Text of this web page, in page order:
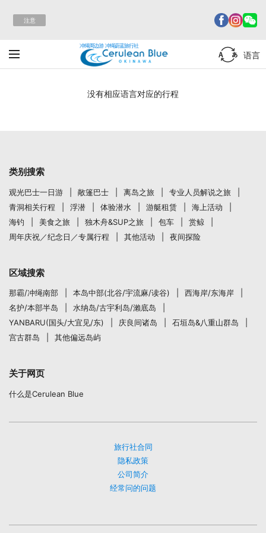
注意
冲绳周边游 冲绳蔚蓝旅行社
语言
没有相应语言对应的行程
类别搜索
观光巴士一日游 敞篷巴士 离岛之旅
专业人员解说之旅
青洞相关行程
浮潜 体验潜水 游艇租赁
海上活动
海钓
美食之旅 独木舟&SUP之旅 包车
赏鲸
周年庆祝／纪念日／专属行程
其他活动 夜间探险
区域搜索
那霸/冲绳南部 本岛中部(北谷/宇流麻/读谷)
西海岸/东海岸
名护/本部半岛
水纳岛/古宇利岛/瀨底岛
YANBARU(国头/大宜见/东)
庆良间诸岛
石垣岛&八重山群岛
宫古群岛
其他偏远岛屿
关于网页
什么是Cerulean Blue
旅行社合同
隐私政策
公司简介
经常问的问题